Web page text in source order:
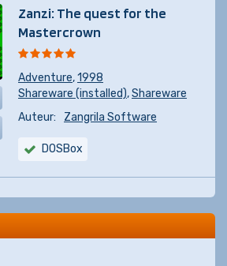
Zanzi: The quest for the
Mastercrown
Adventure,1998
Shareware (installed),Shareware
Auteur:
Zangrila Software
DOSBox